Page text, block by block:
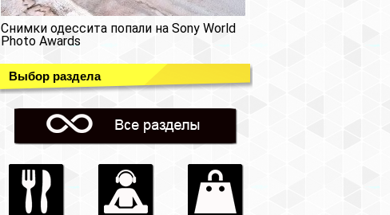
Снимки одессита попали на Sony World
Photo Awards
Выбор раздела